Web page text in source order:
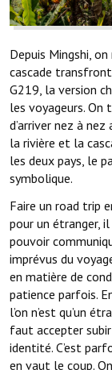
Depuis Mingshi,
cascade
G219, la version
les voyageurs. On
d’arriver nez à
la rivière et la
les deux pays, le
symbolique.
Faire un road trip
pour un étranger,
pouvoir
imprévus du
en matière de
patience parfois.
l’on n’est qu’un
faut accepter
identité. C’est
en vaut le coup.